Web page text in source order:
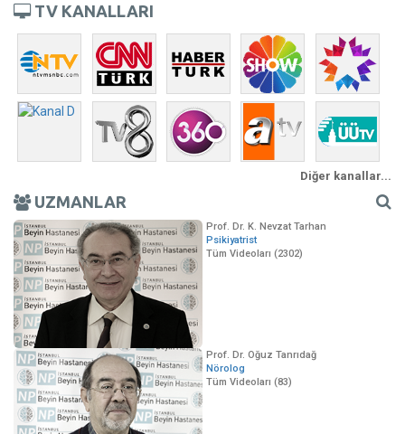
TV KANALLARI
Diğer kanallar...
UZMANLAR
Prof. Dr. K. Nevzat Tarhan
Psikiyatrist
Tüm Videoları (2302)
Prof. Dr. Oğuz Tanrıdağ
Nörolog
Tüm Videoları (83)